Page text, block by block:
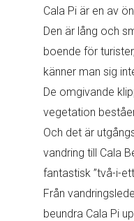
Cala Pi är en av
Den är lång och
boende för
känner man sig
De omgivande
vegetation
Och det är
vandring till Cala
fantastisk ”två-i-
Från
beundra Cala Pi